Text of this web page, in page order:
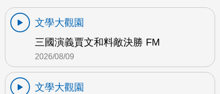
文學大觀園
三國演義賈文和料敵決勝 FM
2026/08/09
文學大觀園